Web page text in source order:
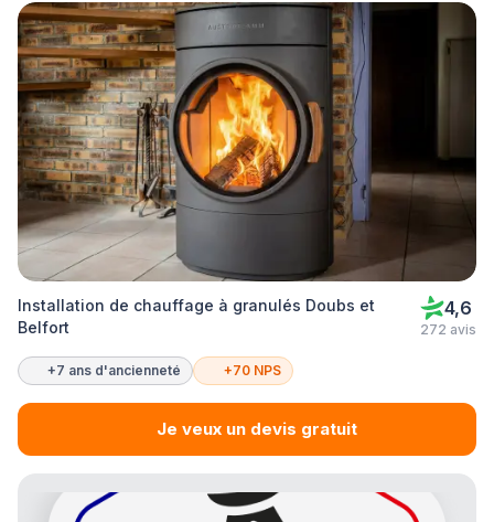
Installation de chauffage à granulés Doubs et
Belfort
4,6
272 avis
+7 ans d'ancienneté +70 NPS
Je veux un devis gratuit